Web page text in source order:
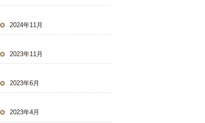
2024年11月
2023年11月
2023年6月
2023年4月